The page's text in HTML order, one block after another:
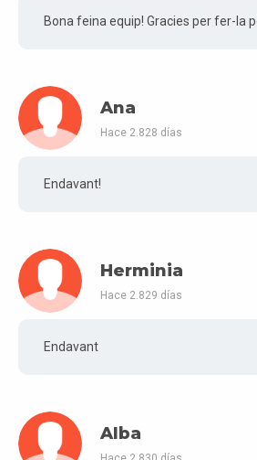
Bona feina equip! Gracies per fer-la
Ana
Hace 2.828 días
Endavant!
Herminia
Hace 2.829 días
Endavant
Alba